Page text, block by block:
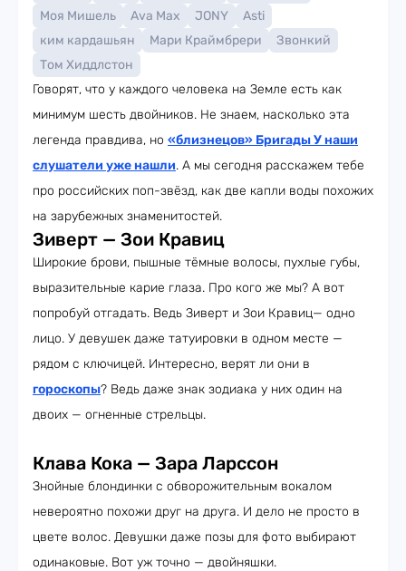
Моя Мишель
Ava Max JONY
Asti
ким кардашьян
Мари Краймбрери
Звонкий
Том Хиддлстон
Говорят, что у каждого человека на Земле есть как
минимум шесть двойников. Не знаем, насколько эта
легенда правдива, но «близнецов» Бригады У наши
слушатели уже нашли. А мы сегодня расскажем тебе
про российских поп-звёзд, как две капли воды похожих
на зарубежных знаменитостей.
Зиверт — Зои Кравиц
Широкие брови, пышные тёмные волосы, пухлые губы,
выразительные карие глаза. Про кого же мы? А вот
попробуй отгадать. Ведь Зиверт и Зои Кравиц— одно
лицо. У девушек даже татуировки в одном месте —
рядом с ключицей. Интересно, верят ли они в
гороскопы? Ведь даже знак зодиака у них один на
двоих — огненные стрельцы.
Клава Кока — Зара Ларссон
Знойные блондинки с обворожительным вокалом
невероятно похожи друг на друга. И дело не просто в
цвете волос. Девушки даже позы для фото выбирают
одинаковые. Вот уж точно — двойняшки.